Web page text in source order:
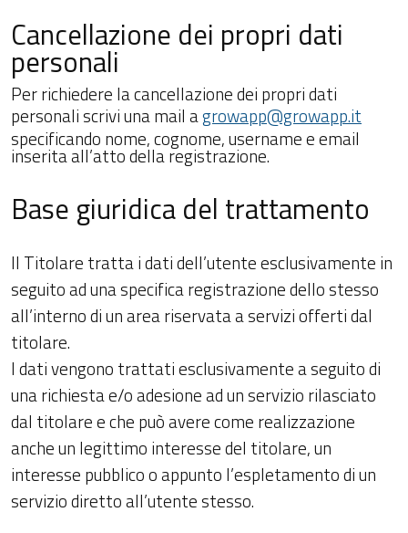
Cancellazione dei propri dati
personali
Per richiedere la cancellazione dei propri dati
personali scrivi una mail agrowapp@growapp.it
specificando nome, cognome, username e email
inserita all’atto della registrazione.
Base giuridica del trattamento
Il Titolare tratta i dati dell’utente esclusivamente in
seguito ad una specifica registrazione dello stesso
all’interno di un area riservata a servizi offerti dal
titolare.
I dati vengono trattati esclusivamente a seguito di
una richiesta e/o adesione ad un servizio rilasciato
dal titolare e che può avere come realizzazione
anche un legittimo interesse del titolare, un
interesse pubblico o appunto l’espletamento di un
servizio diretto all’utente stesso.